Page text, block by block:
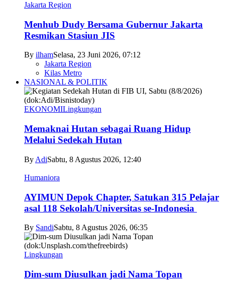
Jakarta Region
Menhub Dudy Bersama Gubernur Jakarta
Resmikan Stasiun JIS
By ilhamSelasa, 23 Juni 2026, 07:12
Jakarta Region
Kilas Metro
NASIONAL & POLITIK
EKONOMILingkungan
Memaknai Hutan sebagai Ruang Hidup
Melalui Sedekah Hutan
By AdiSabtu, 8 Agustus 2026, 12:40
Humaniora
AYIMUN Depok Chapter, Satukan 315 Pelajar
asal 118 Sekolah/Universitas se-Indonesia
By SandiSabtu, 8 Agustus 2026, 06:35
Lingkungan
Dim-sum Diusulkan jadi Nama Topan